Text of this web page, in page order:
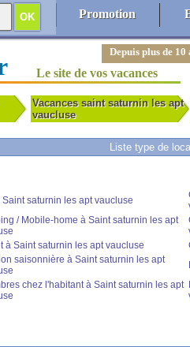
Vacances saint saturnin les apt
vaucluse
Liste type de
Saint saturnin les apt vaucluse
/ Mobile-home à Saint saturnin les apt
à Saint saturnin les apt vaucluse
saisonnière à Saint saturnin les apt
chez l'habitant à Saint saturnin les apt
Depuis plus de 10
Le site de vos vacances
Promotion